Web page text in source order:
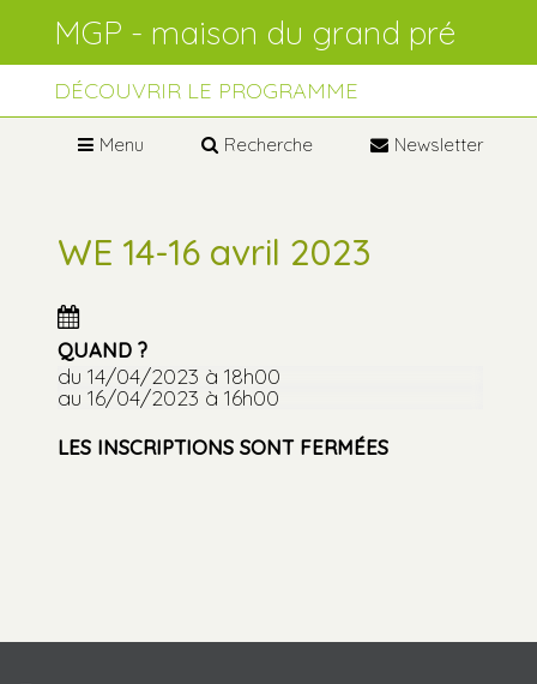
Aller
navigation
personnels
DÉCOUVRIR LE PROGRAMME
Menu Recherche Newsletter
WE 14-16 avril 2023
QUAND ?
du 14/04/2023 à 18h00
au 16/04/2023 à 16h00
LES INSCRIPTIONS SONT FERMÉES